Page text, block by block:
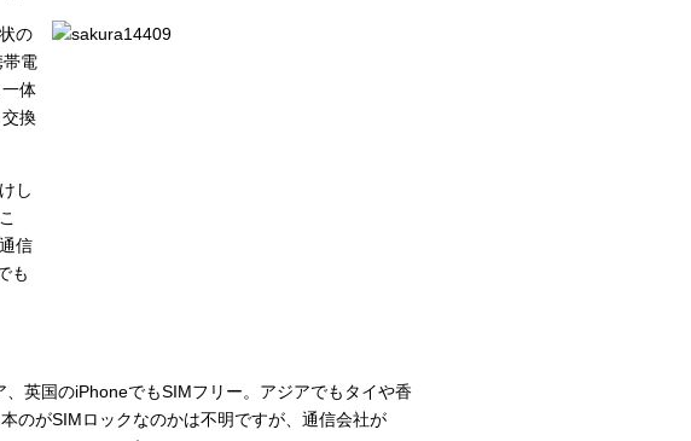
の
電
体
換
し
信
も
英国のiPhoneでもSIMフリー。アジアでもタイや香
のがSIMロックなのかは不明ですが、通信会社が